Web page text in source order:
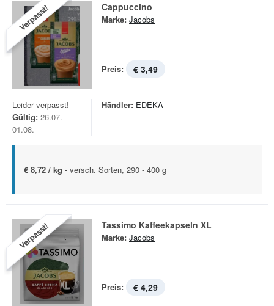
Verpasst! Cappuccino
Marke: Jacobs
Preis: € 3,49
Leider verpasst!
Gültig: 26.07. -
01.08.
Händler: EDEKA
€ 8,72 / kg - versch. Sorten, 290 - 400 g
Verpasst! Tassimo Kaffeekapseln XL
Marke: Jacobs
Preis: € 4,29